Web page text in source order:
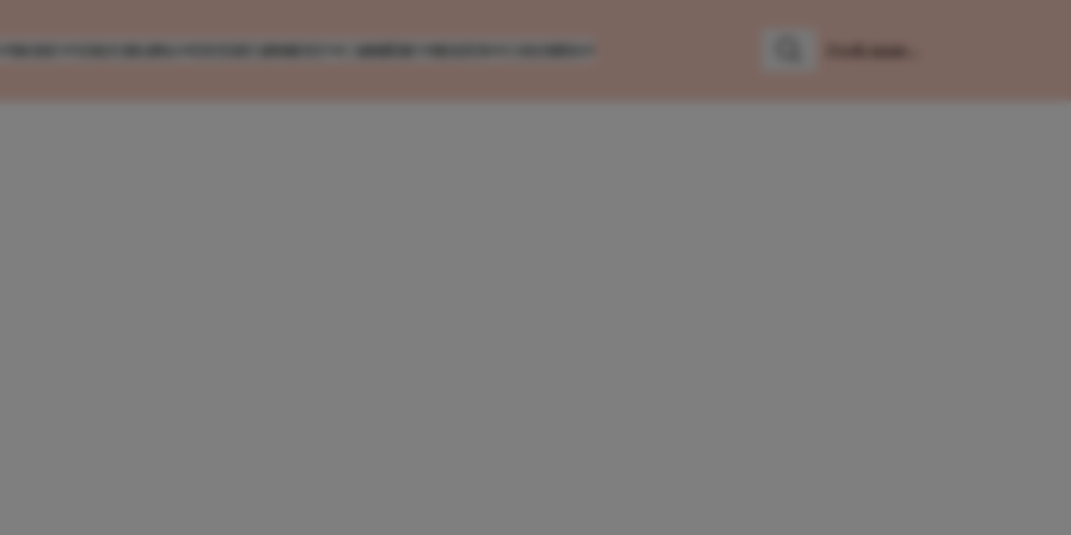
MODE VERZORGING ENTERTAINMENT CARRIÈRE REIZEN COLUMNS ZoekenZoek naar: